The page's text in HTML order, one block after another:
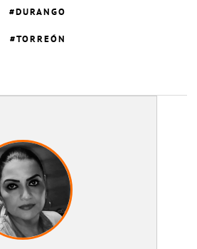
DURANGO
TORREÓN